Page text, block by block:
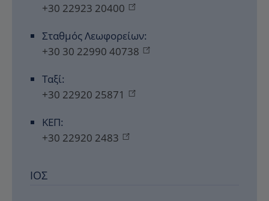
+30 22923 20400
Σταθμός Λεωφορείων:
+30 30 22990 40738
Ταξί:
+30 22920 25871
ΚΕΠ:
+30 22920 2483
ΊΟΣ